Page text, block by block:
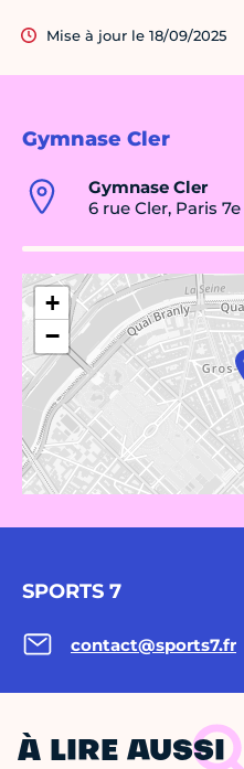
Gymnase Cler
Gymnase Cler
6 rue Cler, Paris 7e
+
−
SPORTS 7
contact@sports7.fr
Mise à jour le 18/09/2025
À LIRE AUSSI